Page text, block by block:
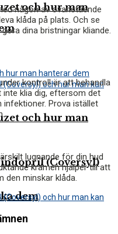
och hur man
(Coversyl)
dem
och hur man
någon av ovanstående
klåda på plats. Och se
dina bristningar kliande.
kontroll är att behandla
inte klia dig, eftersom det
Prova istället
lugnande för din hud
krämen hjälper till att
den minskar klåda.